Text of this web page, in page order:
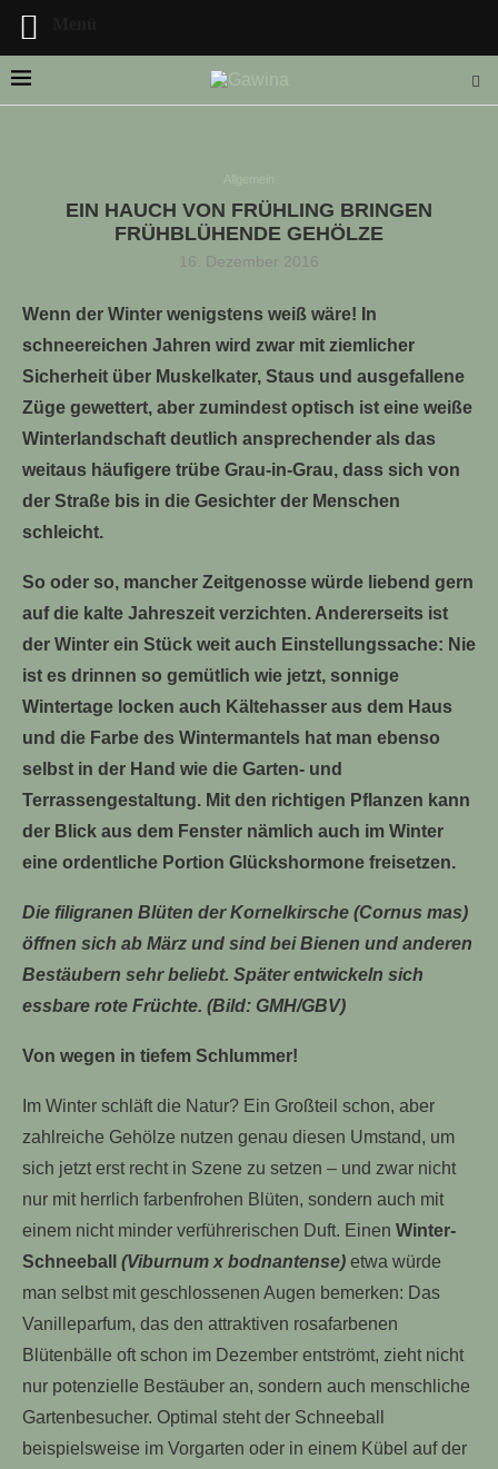
STELLENANGEBOTE!!!
EIN HAUCH VON FRÜHLING BRINGEN
FRÜHBLÜHENDE GEHÖLZE
16. Dezember 2016
Wenn der Winter wenigstens weiß wäre! In
schneereichen Jahren wird zwar mit ziemlicher
Sicherheit über Muskelkater, Staus und ausgefallene
Züge gewettert, aber zumindest optisch ist eine weiße
Winterlandschaft deutlich ansprechender als das
weitaus häufigere trübe Grau-in-Grau, dass sich von
der Straße bis in die Gesichter der Menschen
schleicht.
So oder so, mancher Zeitgenosse würde liebend gern
auf die kalte Jahreszeit verzichten. Andererseits ist
der Winter ein Stück weit auch Einstellungssache: Nie
ist es drinnen so gemütlich wie jetzt, sonnige
Wintertage locken auch Kältehasser aus dem Haus
und die Farbe des Wintermantels hat man ebenso
selbst in der Hand wie die Garten- und
Terrassengestaltung. Mit den richtigen Pflanzen kann
der Blick aus dem Fenster nämlich auch im Winter
eine ordentliche Portion Glückshormone freisetzen.
Die filigranen Blüten der Kornelkirsche (Cornus mas)
öffnen sich ab März und sind bei Bienen und anderen
Bestäubern sehr beliebt. Später entwickeln sich
essbare rote Früchte. (Bild: GMH/GBV)
Von wegen in tiefem Schlummer!
Im Winter schläft die Natur? Ein Großteil schon, aber
zahlreiche Gehölze nutzen genau diesen Umstand, um
sich jetzt erst recht in Szene zu setzen – und zwar nicht
nur mit herrlich farbenfrohen Blüten, sondern auch mit
einem nicht minder verführerischen Duft. Einen Winter-
Schneeball (Viburnum x bodnantense) etwa würde
man selbst mit geschlossenen Augen bemerken: Das
Vanilleparfum, das den attraktiven rosafarbenen
Blütenbälle oft schon im Dezember entströmt, zieht nicht
nur potenzielle Bestäuber an, sondern auch menschliche
Gartenbesucher. Optimal steht der Schneeball
beispielsweise im Vorgarten oder in einem Kübel auf der